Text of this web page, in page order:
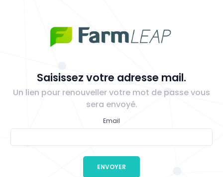
Saisissez votre adresse mail.
Un lien pour renouveller votre mot de passe vous
sera envoyé.
Email
ENVOYER